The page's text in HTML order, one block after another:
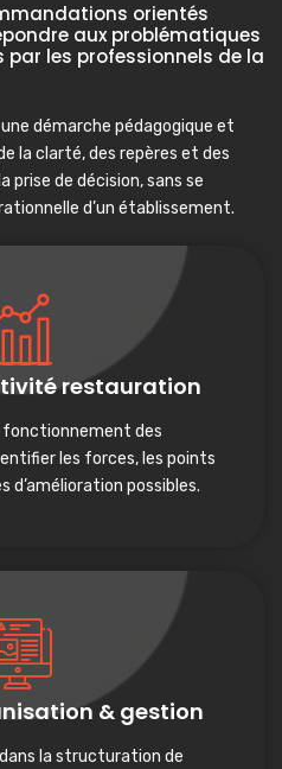
orientés
aux problématiques
par les professionnels de la
démarche pédagogique et
la clarté, des repères et des
prise de décision, sans se
d’un établissement.
restauration
fonctionnement des
les forces, les points
d’amélioration possibles.
& gestion
la structuration de